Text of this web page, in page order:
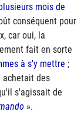
mois de
conséquent pour
car oui, la
fait en sorte
à s'y mettre ;
achetait des
s'agissait de
».